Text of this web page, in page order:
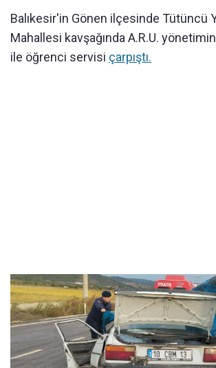
Bal ıkesir'in Gönen il çesinde Tütüncü
Mahallesi kavşağında A.R.U. y
ile öğrenci servisi çarpıştı.